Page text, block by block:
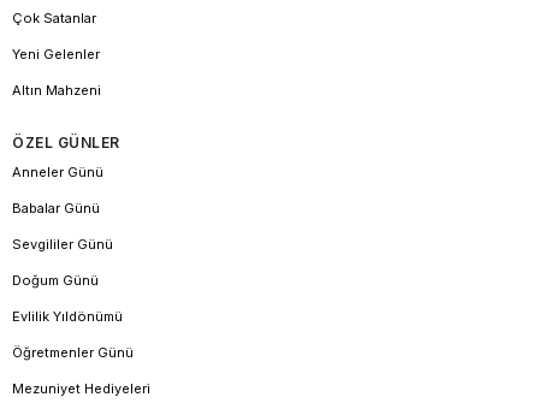
Çok Satanlar
Yeni Gelenler
Altın Mahzeni
ÖZEL GÜNLER
Anneler Günü
Babalar Günü
Sevgililer Günü
Doğum Günü
Evlilik Yıldönümü
Öğretmenler Günü
Mezuniyet Hediyeleri